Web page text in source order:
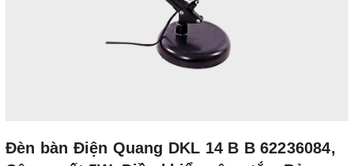
Đèn bàn Điện Quang DKL 14 B B 62236084,